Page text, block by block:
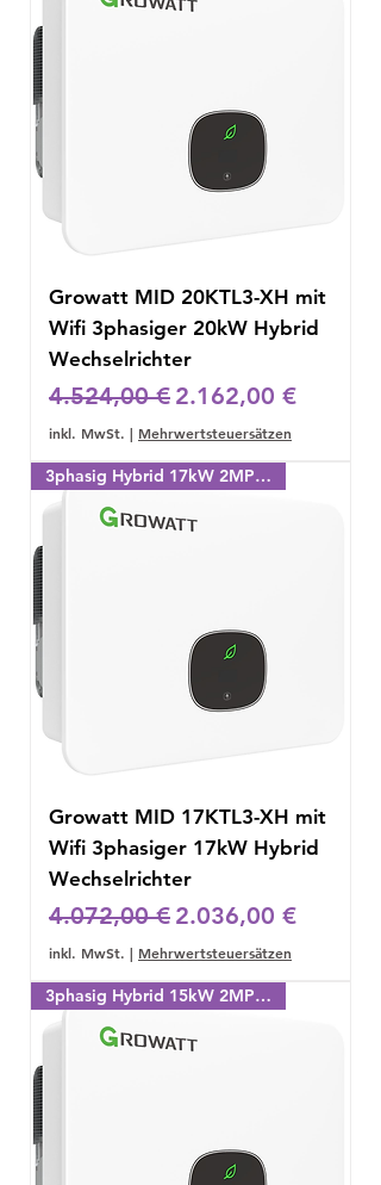
Growatt MID 20KTL3-XH mit
Wifi 3phasiger 20kW Hybrid
Wechselrichter
Standardpreis
4.524,00 € Sale-Preis
2.162,00 €
inkl. MwSt. | Mehrwertsteuersätzen
3phasig Hybrid 17kW 2MPPT
Growatt MID 17KTL3-XH mit
Wifi 3phasiger 17kW Hybrid
Wechselrichter
Standardpreis
4.072,00 € Sale-Preis
2.036,00 €
inkl. MwSt. | Mehrwertsteuersätzen
3phasig Hybrid 15kW 2MPPT